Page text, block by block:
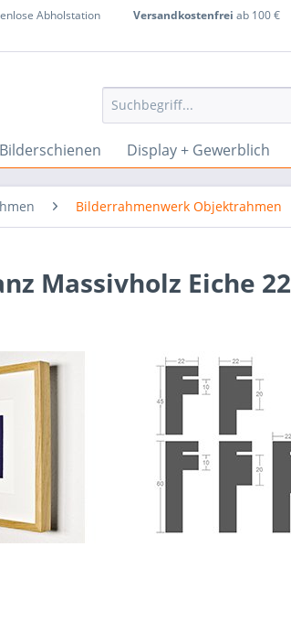
Abholstation Versandkostenfrei ab 100 €
Bilderschienen Display + Gewerblich
Bilderrahmenwerk Objektrahmen
Massivholz Eiche 22